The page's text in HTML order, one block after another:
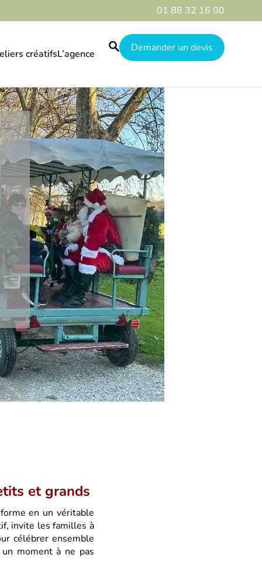
01 88 32 16 00
créatifsL’agence
Nos réalisations
Qui sommes-nous
Galerie
Destinations
Demander un devis
et grands
en un véritable
invite les familles à
célébrer ensemble
moment à ne pas